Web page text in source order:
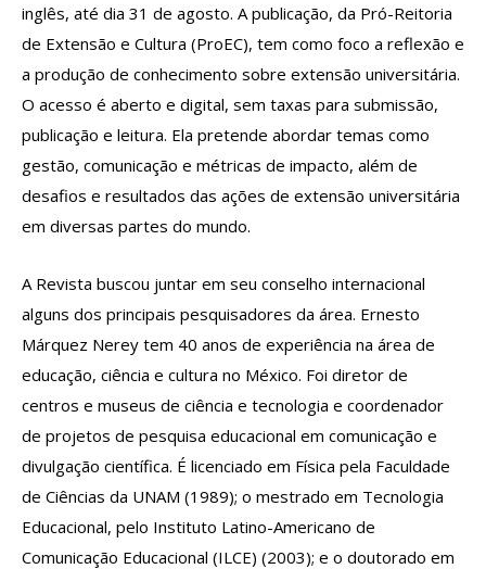
inglês, até dia 31 de agosto. A publicação, da Pró-Reitoria
de Extensão e Cultura (ProEC), tem como foco a reflexão e
a produção de conhecimento sobre extensão universitária.
O acesso é aberto e digital, sem taxas para submissão,
publicação e leitura. Ela pretende abordar temas como
gestão, comunicação e métricas de impacto, além de
desafios e resultados das ações de extensão universitária
em diversas partes do mundo.
A Revista buscou juntar em seu conselho internacional
alguns dos principais pesquisadores da área. Ernesto
Márquez Nerey tem 40 anos de experiência na área de
educação, ciência e cultura no México. Foi diretor de
centros e museus de ciência e tecnologia e coordenador
de projetos de pesquisa educacional em comunicação e
divulgação científica. É licenciado em Física pela Faculdade
de Ciências da UNAM (1989); o mestrado em Tecnologia
Educacional, pelo Instituto Latino-Americano de
Comunicação Educacional (ILCE) (2003); e o doutorado em